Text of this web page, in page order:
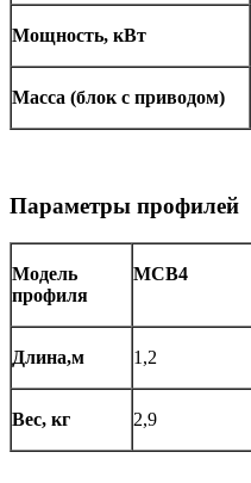
Мощность, кВт
Масса (блок с приводом)
Параметры профилей
Модель
профиля
МСВ4
Длина,м 1,2
Вес, кг 2,9